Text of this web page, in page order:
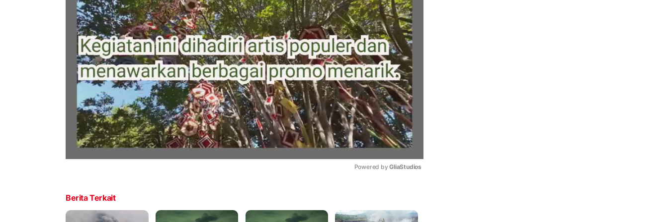
Powered by GliaStudios
Berita Terkait